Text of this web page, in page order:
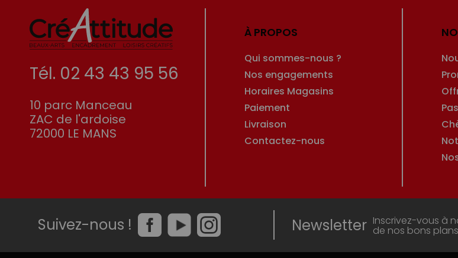
Tél. 02 43 43 95 56
10 parc Manceau
ZAC de l'ardoise
72000 LE MANS
À PROPOS
Qui sommes-nous ?
Nos engagements
Horaires Magasins
Paiement
Livraison
Contactez-nous
Suivez-nous ! Newsletter Inscrivez-vous à
de nos bons